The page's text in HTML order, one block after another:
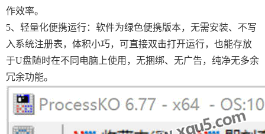
作效率。
5、轻量化便携运行：软件为绿色便携版本，无需安装、不写
入系统注册表，体积小巧，可直接双击打开运行，也能存放
于U盘随时在不同电脑上使用，无捆绑、无广告，纯净无多余
冗余功能。